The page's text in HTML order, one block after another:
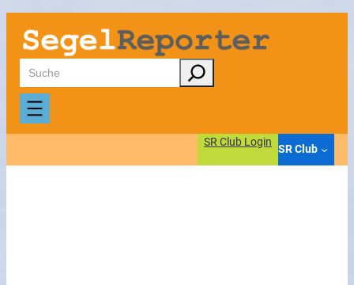
Zum
Inhalt
springen
Suchen
SR Club Login
SR Club